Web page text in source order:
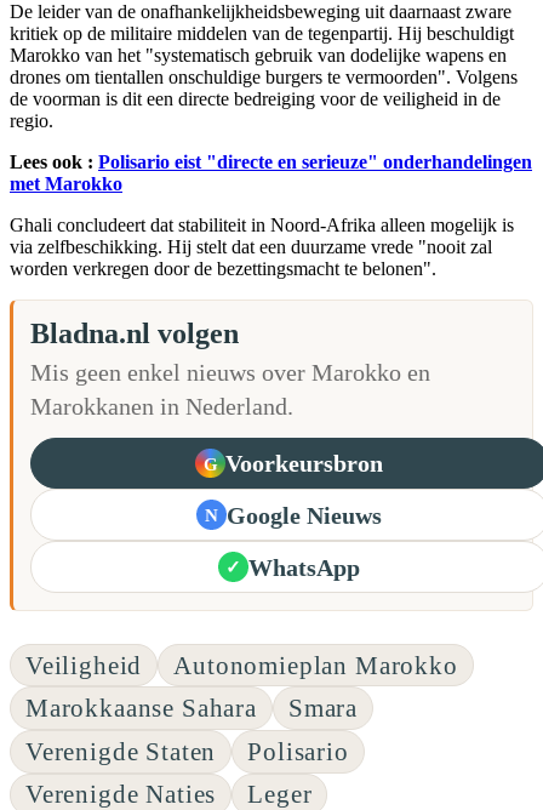
De leider van de onafhankelijkheidsbeweging uit daarnaast zware
kritiek op de militaire middelen van de tegenpartij. Hij beschuldigt
Marokko van het "systematisch gebruik van dodelijke wapens en
drones om tientallen onschuldige burgers te vermoorden". Volgens
de voorman is dit een directe bedreiging voor de veiligheid in de
regio.
Lees ook : Polisario eist "directe en serieuze" onderhandelingen
met Marokko
Ghali concludeert dat stabiliteit in Noord-Afrika alleen mogelijk is
via zelfbeschikking. Hij stelt dat een duurzame vrede "nooit zal
worden verkregen door de bezettingsmacht te belonen".
Bladna.nl volgen
Mis geen enkel nieuws over Marokko en
Marokkanen in Nederland.
G Voorkeursbron
N Google Nieuws
✓ WhatsApp
Veiligheid
Autonomieplan Marokko
Marokkaanse Sahara
Smara
Verenigde Staten
Polisario
Verenigde Naties
Leger